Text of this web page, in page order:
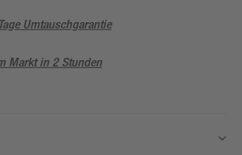
Umtauschgarantie
Markt in 2 Stunden